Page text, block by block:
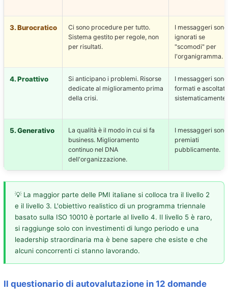
3. Burocratico
Ci sono procedure per tutto.
Sistema gestito per regole, non
per risultati.
I messaggeri sono
ignorati se
"scomodi" per
l'organigramma.
4. Proattivo
Si anticipano i problemi. Risorse
dedicate al miglioramento prima
della crisi.
I messaggeri sono
formati e ascoltati
sistematicamente.
5. Generativo
La qualità è il modo in cui si fa
business. Miglioramento
continuo nel DNA
dell'organizzazione.
I messaggeri sono
premiati
pubblicamente.
La maggior parte delle PMI italiane si colloca tra il livello 2
e il livello 3. L'obiettivo realistico di un programma triennale
basato sulla ISO 10010 è portarle al livello 4. Il livello 5 è raro,
si raggiunge solo con investimenti di lungo periodo e una
leadership straordinaria ma è bene sapere che esiste e che
alcuni concorrenti ci stanno lavorando.
Il questionario di autovalutazione in 12 domande